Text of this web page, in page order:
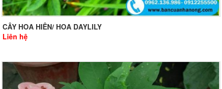
CÂY HOA HIÊN/ HOA DAYLILY
Liên hệ